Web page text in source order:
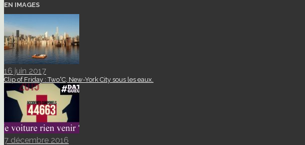
EN IMAGES
16 juin 2017
Clip of Friday : Two°C, New-York City sous les eaux.
7 décembre 2016